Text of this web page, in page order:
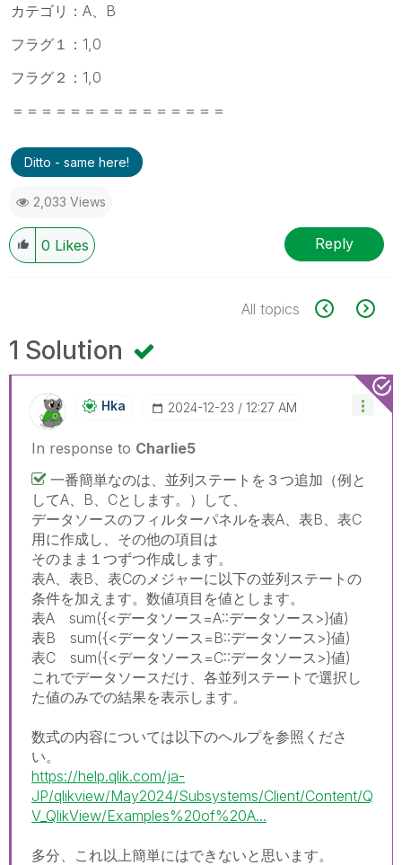
カテゴリ：A、B
フラグ１：1,0
フラグ２：1,0
＝＝＝＝＝＝＝＝＝＝＝＝＝＝＝
Ditto - same here!
2,033 Views
0 Likes Reply
All topics
1 Solution
Hka ‎2024-12-23 12:27 AM
In response to Charlie5
一番簡単なのは、並列ステートを３つ追加（例と
してA、B、Cとします。）して、
データソースのフィルターパネルを表A、表B、表C
用に作成し、その他の項目は
そのまま１つずつ作成します。
表A、表B、表Cのメジャーに以下の並列ステートの
条件を加えます。数値項目を値とします。
表A sum({<データソース=A::データソース>}値)
表B sum({<データソース=B::データソース>}値)
表C sum({<データソース=C::データソース>}値)
これでデータソースだけ、各並列ステートで選択し
た値のみでの結果を表示します。
数式の内容については以下のヘルプを参照くださ
い。
https://help.qlik.com/ja-
JP/qlikview/May2024/Subsystems/Client/Content/Q
V_QlikView/Examples%20of%20A...
多分、これ以上簡単にはできないと思います。